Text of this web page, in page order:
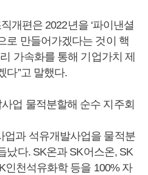
개편은 2022년을 ‘파이낸셜
로 만들어가겠다는 것이 핵
가속화를 통해 기업가치 제
다”고 말했다.
업 물적분할해 순수 지주회
업과 석유개발사업을 물적분
났다. SK온과 SK어스온, SK
인천석유화학 등을 100% 자